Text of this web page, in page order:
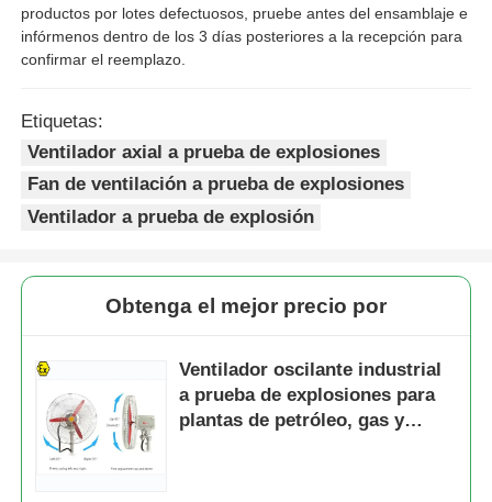
productos por lotes defectuosos, pruebe antes del ensamblaje e
infórmenos dentro de los 3 días posteriores a la recepción para
confirmar el reemplazo.
Etiquetas:
Ventilador axial a prueba de explosiones
Fan de ventilación a prueba de explosiones
Ventilador a prueba de explosión
Obtenga el mejor precio por
Ventilador oscilante industrial
a prueba de explosiones para
plantas de petróleo, gas y